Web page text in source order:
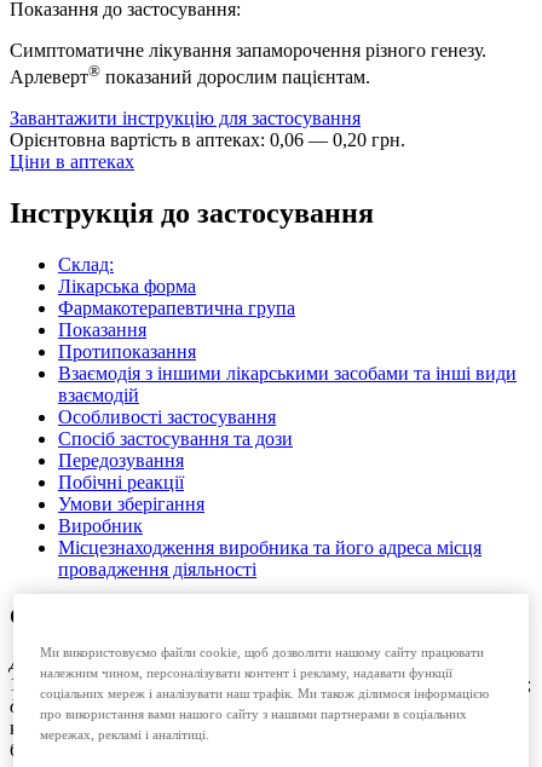
Показання до застосування:
Симптоматичне лікування запаморочення різного генезу.
Арлеверт® показаний дорослим пацієнтам.
Завантажити інструкцію для застосування
Орієнтовна вартість в аптеках: 0,06 — 0,20 грн.
Ціни в аптеках
Інструкція до застосування
Склад:
Лікарська форма
Фармакотерапевтична група
Показання
Протипоказання
Взаємодія з іншими лікарськими засобами та інші види
взаємодій
Особливості застосування
Спосіб застосування та дози
Передозування
Побічні реакції
Умови зберігання
Виробник
Місцезнаходження виробника та його адреса місця
провадження діяльності
Склад:
Діючі речовини:цинаризин; дименгідринат;
1 таблетка містить цинаризину 20 мг та дименгідринату 40 мг;
допоміжні речовини:
целюлоза мікрокристалічна, крохмаль
кукурудзяний, тальк, гіпромелоза, кремнію діоксид колоїдний
безводний, магнію стеарат, натрію кроскармелоза.
Ми використовуємо файли cookie, щоб дозволити нашому сайту працювати
належним чином, персоналізувати контент і рекламу, надавати функції
соціальних мереж і аналізувати наш трафік. Ми також ділимося інформацією
про використання вами нашого сайту з нашими партнерами в соціальних
мережах, рекламі і аналітиці.